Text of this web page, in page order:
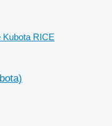
Kubota RICE